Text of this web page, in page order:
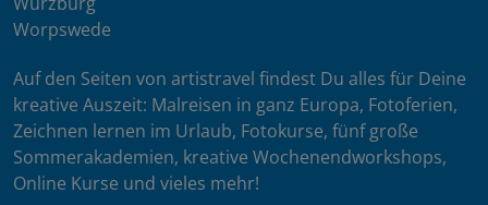
Worpswede
Auf den Seiten von artistravel findest Du alles für Deine
kreative Auszeit: Malreisen in ganz Europa, Fotoferien,
Zeichnen lernen im Urlaub, Fotokurse, fünf große
Sommerakademien, kreative Wochenendworkshops,
Online Kurse und vieles mehr!